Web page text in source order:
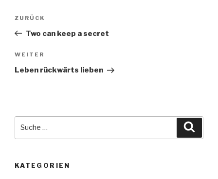
Beitragsnavigation
Vorheriger
Beitrag
ZURÜCK
Two can keep a secret
Nächster
Beitrag
WEITER
Leben rückwärts lieben
KATEGORIEN